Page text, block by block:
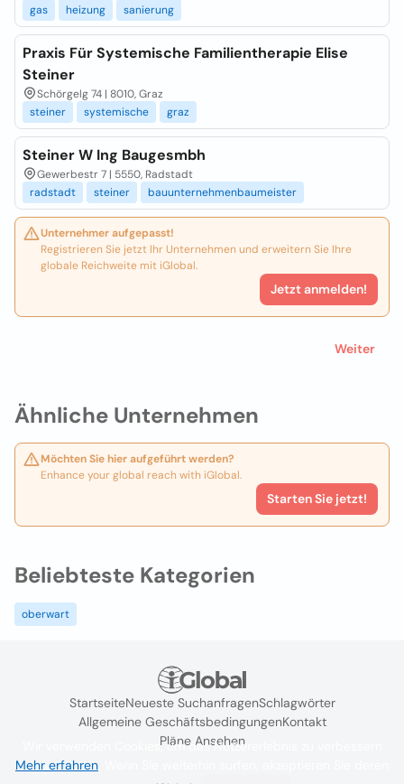
Ähnliche Unternehmen
Möchten Sie hier aufgeführt werden?
Enhance your global reach with iGlobal.
Starten Sie jetzt!
gas
heizung sanierung
Praxis Für Systemische Familientherapie Elise
Steiner
Schörgelg 74 | 8010, Graz
steiner
systemische graz
Steiner W Ing Baugesmbh
Gewerbestr 7 | 5550, Radstadt
radstadt
steiner bauunternehmenbaumeister
Unternehmer aufgepasst!
Registrieren Sie jetzt Ihr Unternehmen und erweitern Sie Ihre
globale Reichweite mit iGlobal.
Jetzt anmelden!
Weiter
Beliebteste Kategorien
oberwart
StartseiteNeueste SuchanfragenSchlagwörter
Allgemeine GeschäftsbedingungenKontakt
Pläne Ansehen
Wir verwenden Cookies, um das Nutzererlebnis zu verbessern
Mehr erfahren